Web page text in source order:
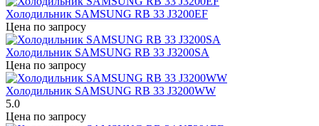
Холодильник SAMSUNG RB 33 J3200EF
Цена по запросу
Холодильник SAMSUNG RB 33 J3200SA
Цена по запросу
Холодильник SAMSUNG RB 33 J3200WW
5.0
Цена по запросу